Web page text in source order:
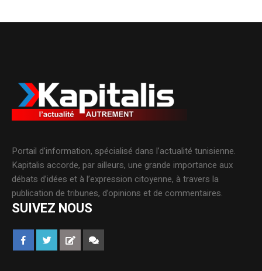
Portail d’information, spécialisé dans l’actualité tunisienne.
Kapitalis accorde, par ailleurs, une grande importance aux
débats d’idées et à l’expression citoyenne, à travers la
publication de tribunes, d’opinions et de commentaires.
SUIVEZ NOUS